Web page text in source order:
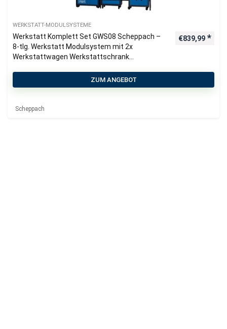
WERKSTATT-MODULSYSTEME
Werkstatt Komplett Set GWS08 Scheppach –
8-tlg. Werkstatt Modulsystem mit 2x
Werkstattwagen Werkstattschrank
€839,99
ZUM ANGEBOT
Scheppach